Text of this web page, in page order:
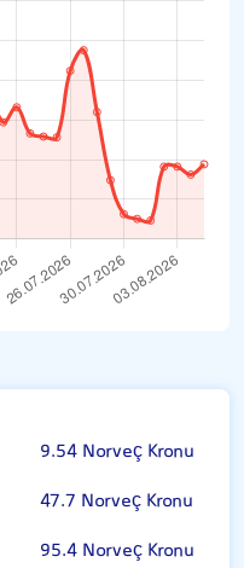
9.54 Norveç Kronu
47.7 Norveç Kronu
95.4 Norveç Kronu